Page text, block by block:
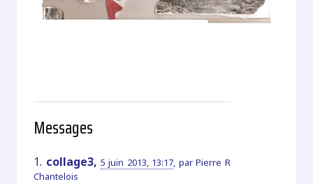
Messages
1. collage3, 5 juin 2013, 13:17, parPierre R
Chantelois